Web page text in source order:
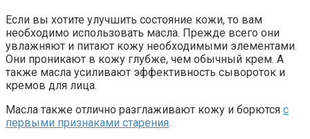
Если вы хотите улучшить состояние кожи, то вам
необходимо использовать масла. Прежде всего они
увлажняют и питают кожу необходимыми элементами.
Они проникают в кожу глубже, чем обычный крем. А
также масла усиливают эффективность сывороток и
кремов для лица.
Масла также отлично разглаживают кожу и борются с
первыми признаками старения.